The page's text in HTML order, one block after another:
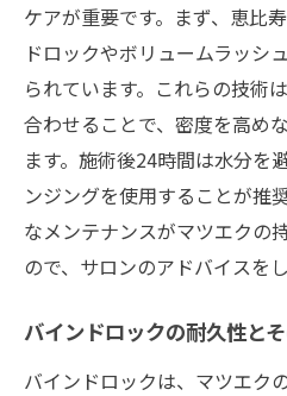
ケアが重要です。まず、恵比
ドロックやボリュームラッシ
られています。これらの技術
合わせることで、密度を高め
ます。施術後24時間は水分を
ンジングを使用することが推
なメンテナンスがマツエクの
ので、サロンのアドバイスを
バインドロックの耐久性と
バインドロックは、マツエク